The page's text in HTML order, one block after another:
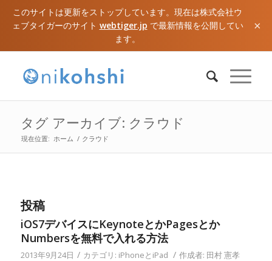
このサイトは更新をストップしています。現在は株式会社ウ
ェブタイガーのサイト webtiger.jp で最新情報を公開してい
ます。
×
タグ アーカイブ: クラウド
現在位置: ホーム / クラウド
投稿
iOS7デバイスにKeynoteとかPagesとか
Numbersを無料で入れる方法
2013年9月24日 / カテゴリ: iPhoneとiPad / 作成者: 田村 憲孝